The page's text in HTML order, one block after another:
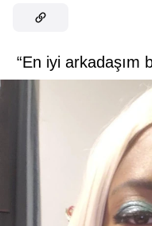
“En iyi arkadaşım